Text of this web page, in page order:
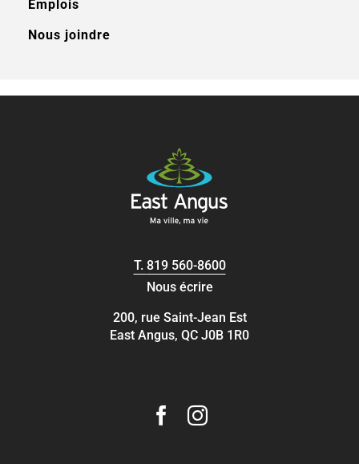
Emplois
Nous joindre
T. 819 560-8600
Nous écrire
200, rue Saint-Jean Est
East Angus, QC J0B 1R0